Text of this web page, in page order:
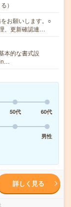
）
お願いします。○
、更新確認連…
本的な書式設
50代
60代
男性
詳しく見る